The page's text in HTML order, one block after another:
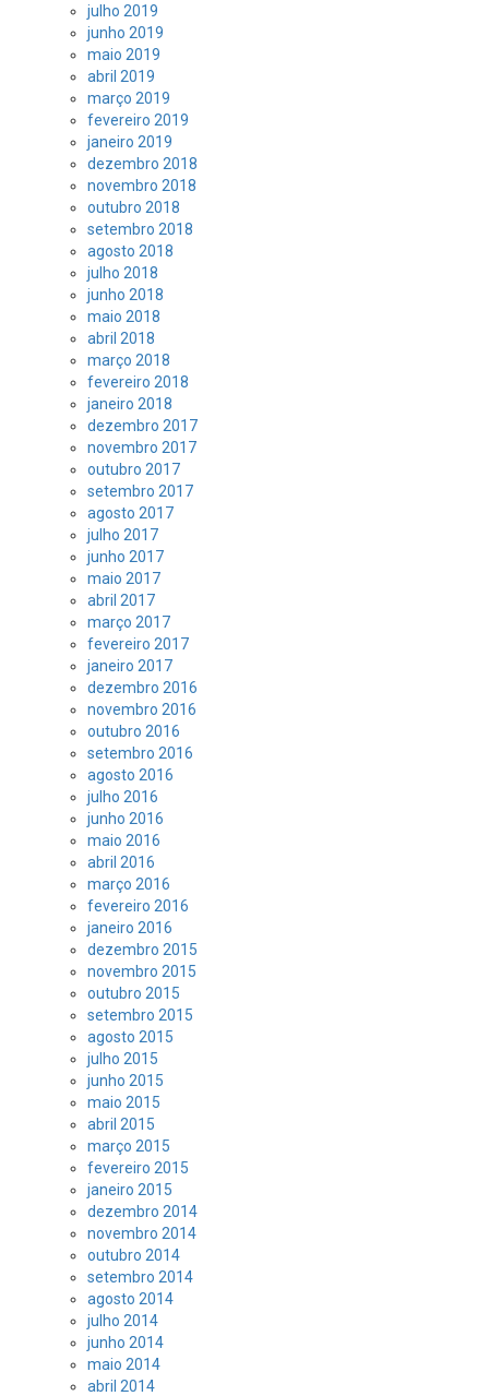
julho 2019
junho 2019
maio 2019
abril 2019
março 2019
fevereiro 2019
janeiro 2019
dezembro 2018
novembro 2018
outubro 2018
setembro 2018
agosto 2018
julho 2018
junho 2018
maio 2018
abril 2018
março 2018
fevereiro 2018
janeiro 2018
dezembro 2017
novembro 2017
outubro 2017
setembro 2017
agosto 2017
julho 2017
junho 2017
maio 2017
abril 2017
março 2017
fevereiro 2017
janeiro 2017
dezembro 2016
novembro 2016
outubro 2016
setembro 2016
agosto 2016
julho 2016
junho 2016
maio 2016
abril 2016
março 2016
fevereiro 2016
janeiro 2016
dezembro 2015
novembro 2015
outubro 2015
setembro 2015
agosto 2015
julho 2015
junho 2015
maio 2015
abril 2015
março 2015
fevereiro 2015
janeiro 2015
dezembro 2014
novembro 2014
outubro 2014
setembro 2014
agosto 2014
julho 2014
junho 2014
maio 2014
abril 2014